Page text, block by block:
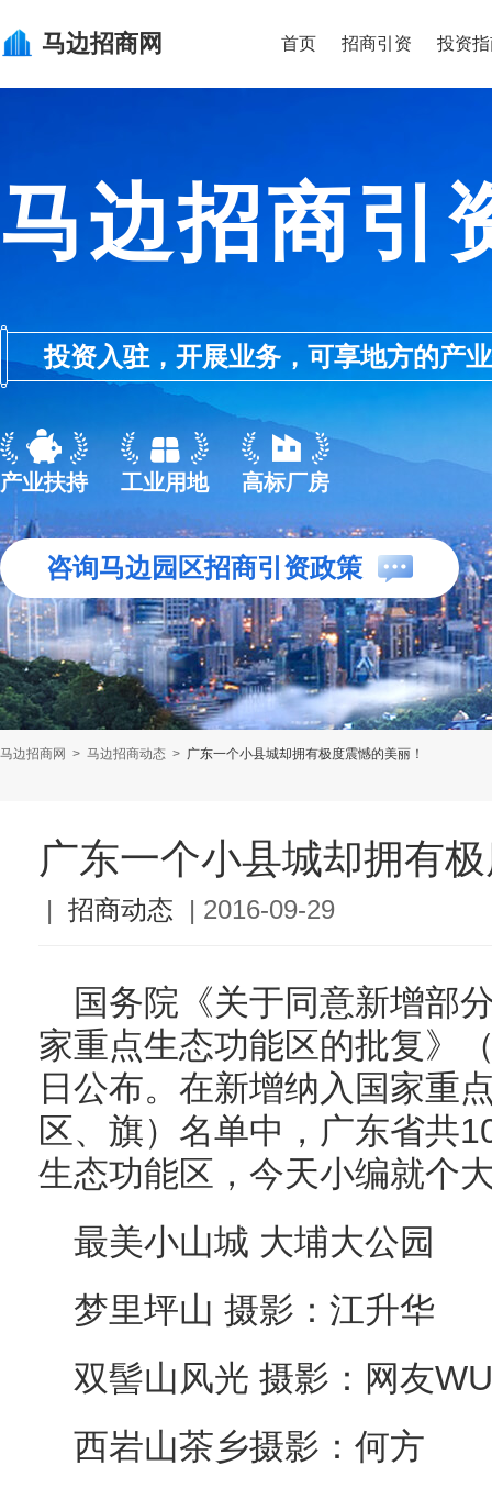
马边招商网 首页 招商引资 投资
马边招商引
投资入驻，开展业务，可享地方的产
产业扶持 工业用地 高标厂房
咨询马边园区招商引资政策
马边招商网 > 马边招商动态 > 广东一个小县城却拥有极度震憾的美丽！
广东一个小县城却拥有
| 招商动态 | 2016-09-29
国务院《关于同意新增部
家重点生态功能区的批复》
日公布。在新增纳入国家重
区、旗）名单中，广东省共
生态功能区，今天小编就个
最美小山城 大埔大公园
梦里坪山 摄影：江升华
双髻山风光 摄影：网友
西岩山茶乡摄影：何方